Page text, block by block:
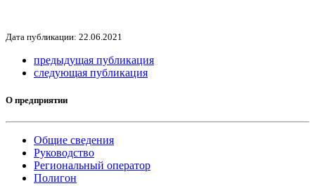
Дата публикации: 22.06.2021
предыдущая публикация
следующая публикация
О предприятии
Общие сведения
Руководство
Региональный оператор
Полигон